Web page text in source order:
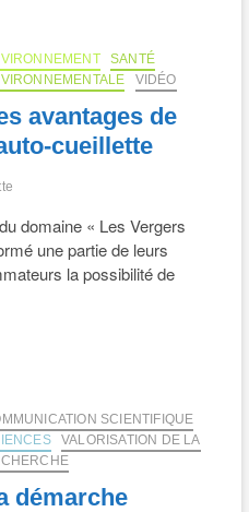
SANTÉ
VIDÉO
avantages de
cueillette
domaine « Les Vergers
une partie de leurs
la possibilité de
SCIENTIFIQUE
VALORISATION DE LA
démarche